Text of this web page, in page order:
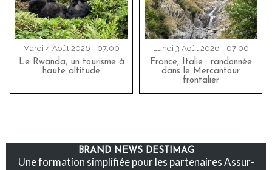
Mardi 4 Août 2026 - 07:00
Le Rwanda, un tourisme à
haute altitude
Lundi 3 Août 2026 - 07:00
France, Italie : randonnée
dans le Mercantour
frontalier
BRAND NEWS DESTIMAG
Une formation simplifiée pour les partenaires Assur-